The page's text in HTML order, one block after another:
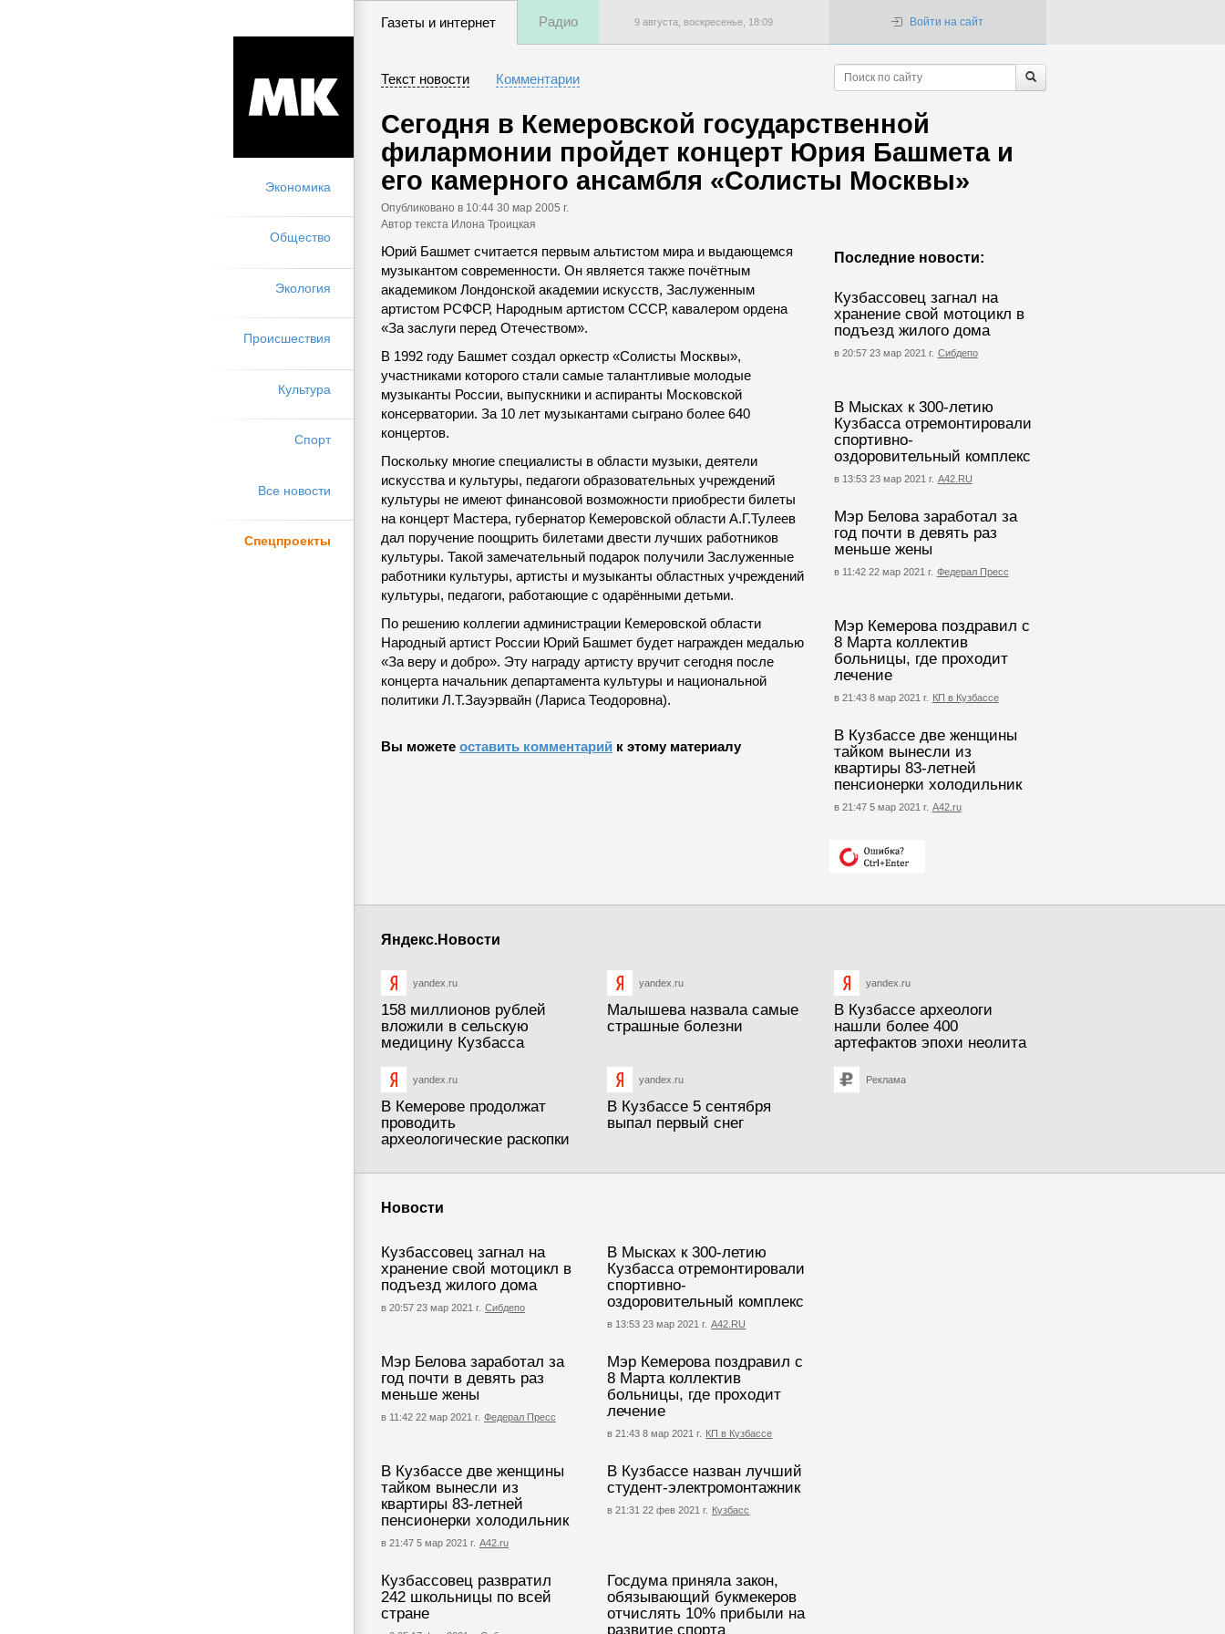
Экономика
Общество
Экология
Происшествия
Культура
Спорт
Все новости
Спецпроекты
Газеты и интернет Радио 9 августа, воскресенье, 18:09 Войти на сайт
Текст новости Комментарии
Сегодня в Кемеровской государственной
филармонии пройдет концерт Юрия Башмета и
его камерного ансамбля «Солисты Москвы»
Опубликовано в 10:44 30 мар 2005 г.
Автор текста Илона Троицкая
Последние новости:
Кузбассовец загнал на
хранение свой мотоцикл в
подъезд жилого дома
в 20:57 23 мар 2021 г. Сибдепо
В Мысках к 300-летию
Кузбасса отремонтировали
спортивно-
оздоровительный комплекс
в 13:53 23 мар 2021 г. А42.RU
Мэр Белова заработал за
год почти в девять раз
меньше жены
в 11:42 22 мар 2021 г. Федерал Пресс
Мэр Кемерова поздравил с
8 Марта коллектив
больницы, где проходит
лечение
в 21:43 8 мар 2021 г. КП в Кузбассе
В Кузбассе две женщины
тайком вынесли из
квартиры 83-летней
пенсионерки холодильник
в 21:47 5 мар 2021 г. А42.ru
Юрий Башмет считается первым альтистом мира и выдающемся
музыкантом современности. Он является также почётным
академиком Лондонской академии искусств, Заслуженным
артистом РСФСР, Народным артистом СССР, кавалером ордена
«За заслуги перед Отечеством».
В 1992 году Башмет создал оркестр «Солисты Москвы»,
участниками которого стали самые талантливые молодые
музыканты России, выпускники и аспиранты Московской
консерватории. За 10 лет музыкантами сыграно более 640
концертов.
Поскольку многие специалисты в области музыки, деятели
искусства и культуры, педагоги образовательных учреждений
культуры не имеют финансовой возможности приобрести билеты
на концерт Мастера, губернатор Кемеровской области А.Г.Тулеев
дал поручение поощрить билетами двести лучших работников
культуры. Такой замечательный подарок получили Заслуженные
работники культуры, артисты и музыканты областных учреждений
культуры, педагоги, работающие с одарёнными детьми.
По решению коллегии администрации Кемеровской области
Народный артист России Юрий Башмет будет награжден медалью
«За веру и добро». Эту награду артисту вручит сегодня после
концерта начальник департамента культуры и национальной
политики Л.Т.Зауэрвайн (Лариса Теодоровна).
Вы можете оставить комментарий к этому материалу
Яндекс.Новости
yandex.ru
158 миллионов рублей
вложили в сельскую
медицину Кузбасса
yandex.ru
Малышева назвала самые
страшные болезни
yandex.ru
В Кузбассе археологи
нашли более 400
артефактов эпохи неолита
yandex.ru
В Кемерове продолжат
проводить
археологические раскопки
yandex.ru
В Кузбассе 5 сентября
выпал первый снег
Реклама
Новости
Кузбассовец загнал на
хранение свой мотоцикл в
подъезд жилого дома
в 20:57 23 мар 2021 г. Сибдепо
В Мысках к 300-летию
Кузбасса отремонтировали
спортивно-
оздоровительный комплекс
в 13:53 23 мар 2021 г. А42.RU
Мэр Белова заработал за
год почти в девять раз
меньше жены
в 11:42 22 мар 2021 г. Федерал Пресс
Мэр Кемерова поздравил с
8 Марта коллектив
больницы, где проходит
лечение
в 21:43 8 мар 2021 г. КП в Кузбассе
В Кузбассе две женщины
тайком вынесли из
квартиры 83-летней
пенсионерки холодильник
в 21:47 5 мар 2021 г. А42.ru
В Кузбассе назван лучший
студент-электромонтажник
в 21:31 22 фев 2021 г. Кузбасс
Кузбассовец развратил
242 школьницы по всей
стране
Госдума приняла закон,
обязывающий букмекеров
отчислять 10% прибыли на
развитие спорта